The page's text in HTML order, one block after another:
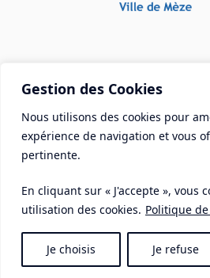
Gestion des Cookies
Nous utilisons des cookies pour
expérience de navigation et vous
pertinente.
En cliquant sur « J'accepte », vous
utilisation des cookies. Politique
Je choisis Je refuse
Mairie de Mèze
Place Aristide Briand - BP 28
Tél :04 67 18 30
Mail :
Mentions Légales